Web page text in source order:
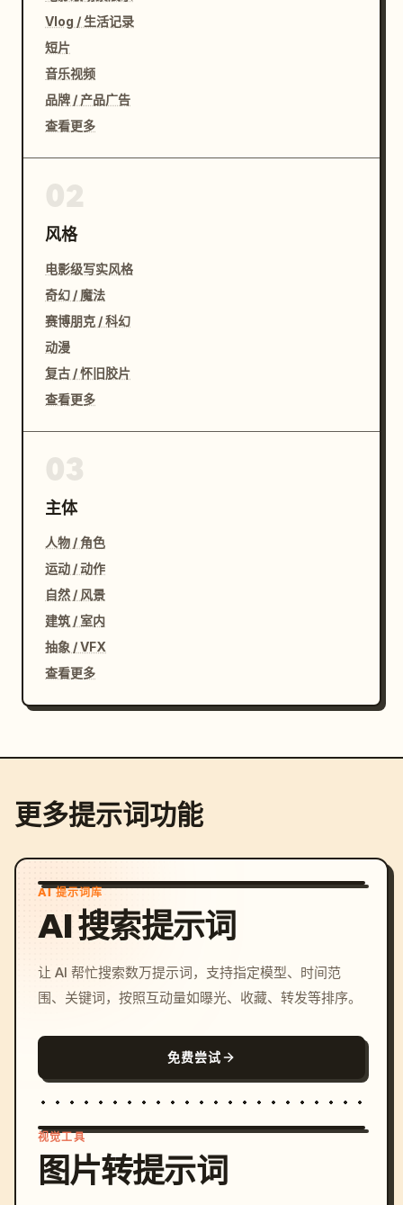
Vlog / 生活记录
短片
音乐视频
品牌 / 产品广告
查看更多
风格
电影级写实风格
奇幻 / 魔法
赛博朋克 / 科幻
动漫
复古 / 怀旧胶片
查看更多
主体
人物 / 角色
运动 / 动作
自然 / 风景
建筑 / 室内
抽象 / VFX
查看更多
更多提示词功能
AI 提示词库
AI 搜索提示词
让 AI 帮忙搜索数万提示词，支持指定模型、时间范
围、关键词，按照互动量如曝光、收藏、转发等排序。
免费尝试
视觉工具
图片转提示词